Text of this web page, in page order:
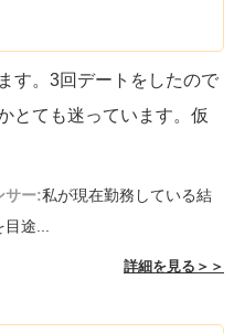
す。3回デートをしたので
とても迷っています。仮
サー:私が現在勤務している結
目途...
詳細を見る＞＞